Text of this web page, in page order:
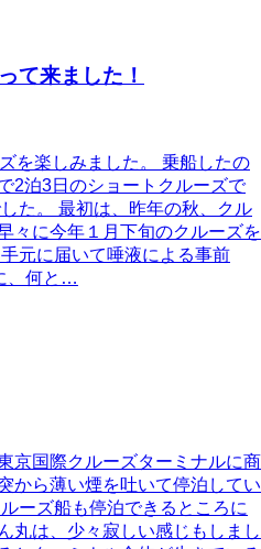
て来ました！
を楽しみました。 乗船したの
2泊3日のショートクルーズで
た。 最初は、昨年の秋、クル
々に今年１月下旬のクルーズを
元に届いて唾液による事前
、何と…
京国際クルーズターミナルに商
から薄い煙を吐いて停泊してい
ーズ船も停泊できるところに
丸は、少々寂しい感じもしまし